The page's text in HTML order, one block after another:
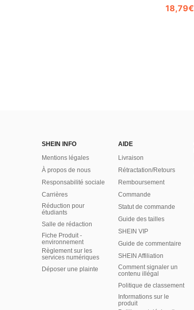
18,79€
SHEIN INFO
Mentions légales
À propos de nous
Responsabilité sociale
Carrières
Réduction pour
étudiants
Salle de rédaction
Fiche Produit -
environnement
Règlement sur les
services numériques
Déposer une plainte
AIDE
Livraison
Rétractation/Retours
Remboursement
Commande
Statut de commande
Guide des tailles
SHEIN VIP
Guide de commentaire
SHEIN Affiliation
Comment signaler un
contenu illégal
Politique de classement
Informations sur le
produit